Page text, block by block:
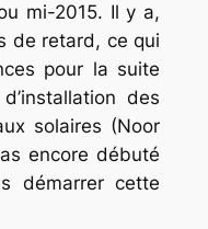
mi-2015. Il y a,
de retard, ce qui
pour la suite
des
solaires (Noor
encore débuté
démarrer cette